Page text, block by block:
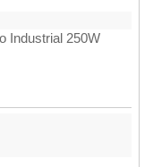
Industrial 250W